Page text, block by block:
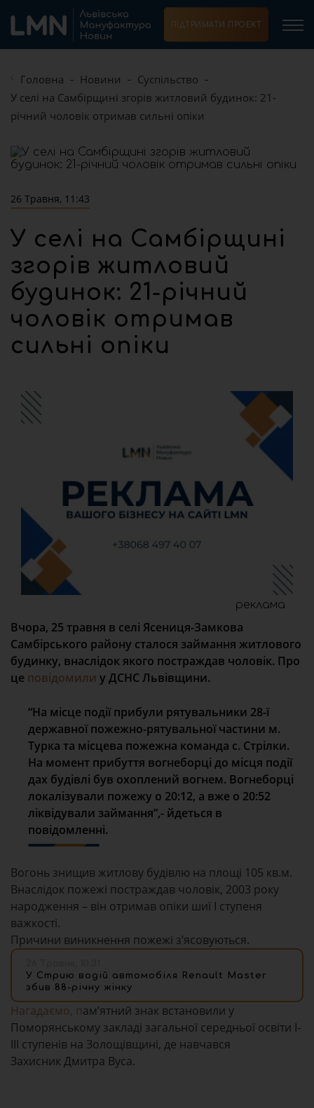
ПІДТРИМАТИ ПРОЕКТ
Головна Новини
Суспільство
У селі на Самбірщині згорів житловий будинок: 21-
річний чоловік отримав сильні опіки
26 Травня, 11:43
У селі на Самбірщині
згорів житловий
будинок: 21-річний
чоловік отримав
сильні опіки
реклама
Вчора, 25 травня в селі Ясениця-Замкова
Самбірського району сталося займання житлового
будинку, внаслідок якого постраждав чоловік. Про
це повідомили у ДСНС Львівщини.
“На місце події прибули рятувальники 28-ї
державної пожежно-рятувальної частини м.
Турка та місцева пожежна команда с. Стрілки.
На момент прибуття вогнеборці до місця події
дах будівлі був охоплений вогнем. Вогнеборці
локалізували пожежу о 20:12, а вже о 20:52
ліквідували займання”,- йдеться в
повідомленні.
Вогонь знищив житлову будівлю на площі 105 кв.м.
Внаслідок пожежі постраждав чоловік, 2003 року
народження – він отримав опіки шиї І ступеня
важкості.
Причини виникнення пожежі з’ясовуються.
У Стрию водій автомобіля Renault Master
збив 88-річну жінку
Нагадаємо, пам’ятний знак встановили у
Поморянському закладі загальної середньої освіти І-
ІІІ ступенів на Золощівщині, де навчався
ЗахисникДмитра Вуса.